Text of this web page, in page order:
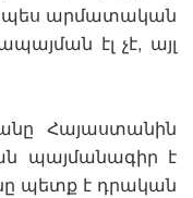
արմատական
էլ չէ, այլ
Հայաստանին
պայմանագիր է
պետք է դրական